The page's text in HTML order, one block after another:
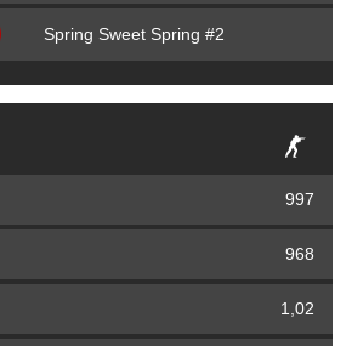
Spring Sweet Spring #2
997
968
1,02